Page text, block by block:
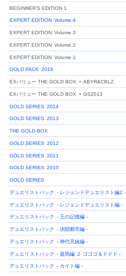
BEGINNER'S EDITION 1
EXPERT EDITION Volume.4
EXPERT EDITION Volume.3
EXPERT EDITION Volume.2
EXPERT EDITION Volume.1
GOLD PACK 2016
EXバリュー THE GOLD BOX + ABYR&CBLZ
EXバリュー THE GOLD BOX + GS2013
GOLD SERIES 2014
GOLD SERIES 2013
THE GOLD BOX
GOLD SERIES 2012
GOLD SERIES 2011
GOLD SERIES 2010
GOLD SERIES
デュエリストパック - レジェンドデュエリスト編2 -
デュエリストパック - レジェンドデュエリスト編 -
デュエリストパック - 王の記憶編 -
デュエリストパック - 決闘都市編 -
デュエリストパック - 神代兄妹編 -
デュエリストパック - 遊馬編 ２ ゴゴゴ＆ドドド -
デュエリストパック - カイト編 -